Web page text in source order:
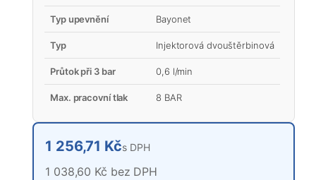
Typ upevnění Bayonet
Typ Injektorová dvouštěrbinová
Průtok při 3 bar 0,6 l/min
Max. pracovní tlak 8 BAR
1 256,71 Kčs DPH
1 038,60 Kč bez DPH